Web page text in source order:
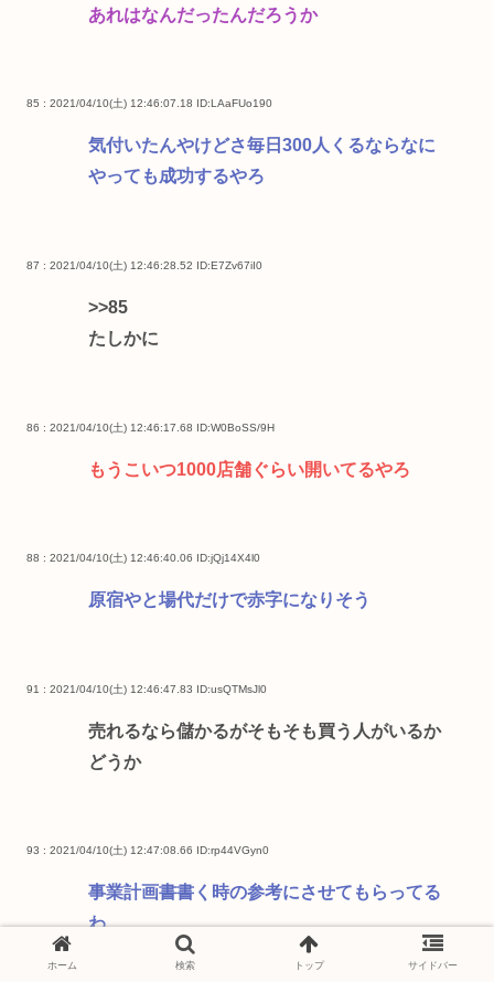
あれはなんだったんだろうか
85 : 2021/04/10(土) 12:46:07.18 ID:LAaFUo190
気付いたんやけどさ毎日300人くるならなに
やっても成功するやろ
87 : 2021/04/10(土) 12:46:28.52 ID:E7Zv67iI0
>>85
たしかに
86 : 2021/04/10(土) 12:46:17.68 ID:W0BoSS/9H
もうこいつ1000店舗ぐらい開いてるやろ
88 : 2021/04/10(土) 12:46:40.06 ID:jQj14X4l0
原宿やと場代だけで赤字になりそう
91 : 2021/04/10(土) 12:46:47.83 ID:usQTMsJl0
売れるなら儲かるがそもそも買う人がいるか
どうか
93 : 2021/04/10(土) 12:47:08.66 ID:rp44VGyn0
事業計画書書く時の参考にさせてもらってる
わ
ホーム 検索 トップ サイドバー